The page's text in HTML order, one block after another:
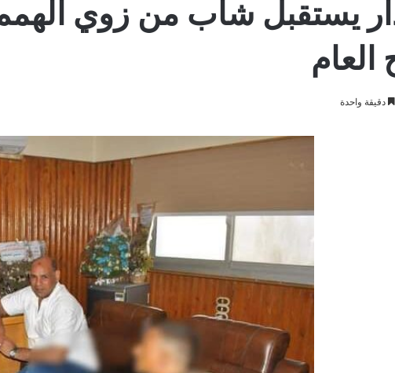
يستقبل شاب من زوي الهمم
دقيقة واحدة